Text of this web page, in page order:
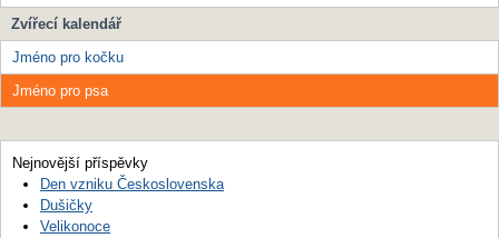
Zvířecí kalendář
Jméno pro kočku
Jméno pro psa
Nejnovější příspěvky
Den vzniku Československa
Dušičky
Velikonoce